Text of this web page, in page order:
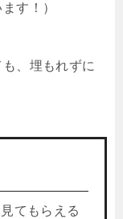
す！）
、埋もれずに
てもらえる